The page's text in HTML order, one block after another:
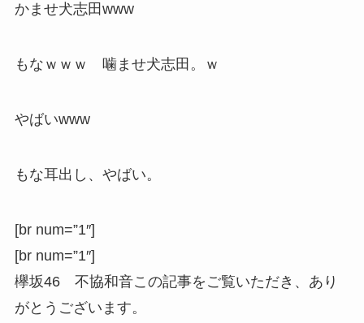
かませ犬志田www
もなｗｗｗ 噛ませ犬志田。ｗ
やばいwww
もな耳出し、やばい。
[br num=”1″]
[br num=”1″]
欅坂46 不協和音この記事をご覧いただき、あり
がとうございます。